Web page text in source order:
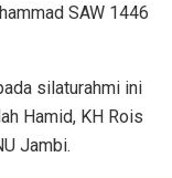
SAW 1446
silaturahmi ini
Hamid, KH Rois
Jambi.